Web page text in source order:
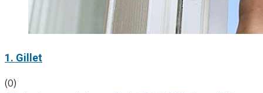
1. Gillet
(0)